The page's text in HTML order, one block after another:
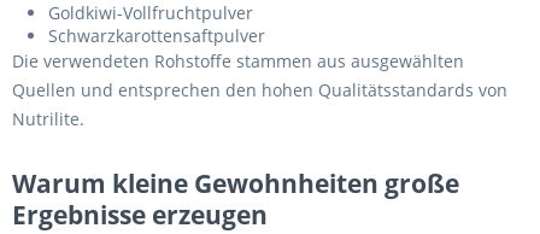
Goldkiwi-Vollfruchtpulver
Schwarzkarottensaftpulver
Die verwendeten Rohstoffe stammen aus ausgewählten
Quellen und entsprechen den hohen Qualitätsstandards von
Nutrilite.
Warum kleine Gewohnheiten große
Ergebnisse erzeugen